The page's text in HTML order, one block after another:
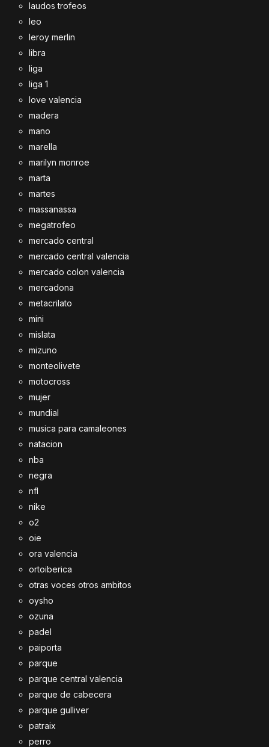
laudos trofeos
leo
leroy merlin
libra
liga
liga 1
love valencia
madera
mano
marella
marilyn monroe
marta
martes
massanassa
megatrofeo
mercado central
mercado central valencia
mercado colon valencia
mercadona
metacrilato
mini
mislata
mizuno
monteolivete
motocross
mujer
mundial
musica para camaleones
natacion
nba
negra
nfl
nike
o2
oie
ora valencia
ortoiberica
otras voces otros ambitos
oysho
ozuna
padel
paiporta
parque
parque central valencia
parque de cabecera
parque gulliver
patraix
perro